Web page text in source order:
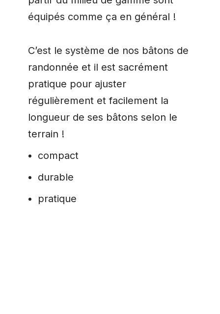
équipés comme ça en général !
C’est le système de nos bâtons de
randonnée et il est sacrément
pratique pour ajuster
régulièrement et facilement la
longueur de ses bâtons selon le
terrain !
compact
durable
pratique